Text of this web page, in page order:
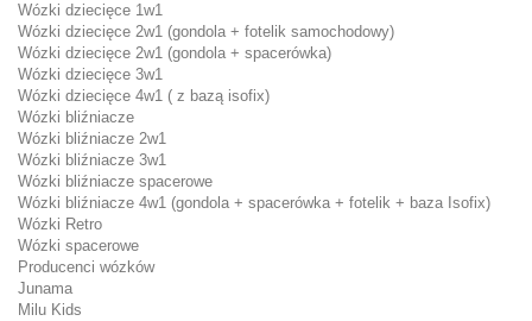
Wózki dziecięce 1w1
Wózki dziecięce 2w1 (gondola + fotelik samochodowy)
Wózki dziecięce 2w1 (gondola + spacerówka)
Wózki dziecięce 3w1
Wózki dziecięce 4w1 ( z bazą isofix)
Wózki bliźniacze
Wózki bliźniacze 2w1
Wózki bliźniacze 3w1
Wózki bliźniacze spacerowe
Wózki bliźniacze 4w1 (gondola + spacerówka + fotelik + baza Isofix)
Wózki Retro
Wózki spacerowe
Producenci wózków
Junama
Milu Kids